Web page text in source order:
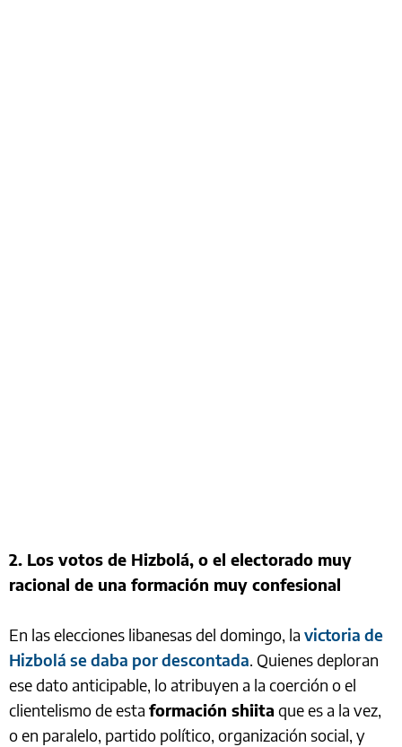
2. Los votos de Hizbolá, o el electorado muy
racional de una formación muy confesional
En las elecciones libanesas del domingo, la victoria de
Hizbolá se daba por descontada. Quienes deploran
ese dato anticipable, lo atribuyen a la coerción o el
clientelismo de esta formación shiita que es a la vez,
o en paralelo, partido político, organización social, y